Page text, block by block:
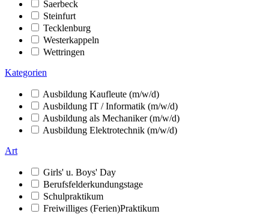
Saerbeck
Steinfurt
Tecklenburg
Westerkappeln
Wettringen
Kategorien
Ausbildung Kaufleute (m/w/d)
Ausbildung IT / Informatik (m/w/d)
Ausbildung als Mechaniker (m/w/d)
Ausbildung Elektrotechnik (m/w/d)
Art
Girls' u. Boys' Day
Berufsfelderkundungstage
Schulpraktikum
Freiwilliges (Ferien)Praktikum